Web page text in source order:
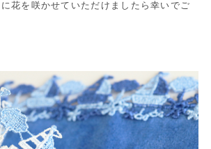
花を咲かせていただけましたら幸いでご